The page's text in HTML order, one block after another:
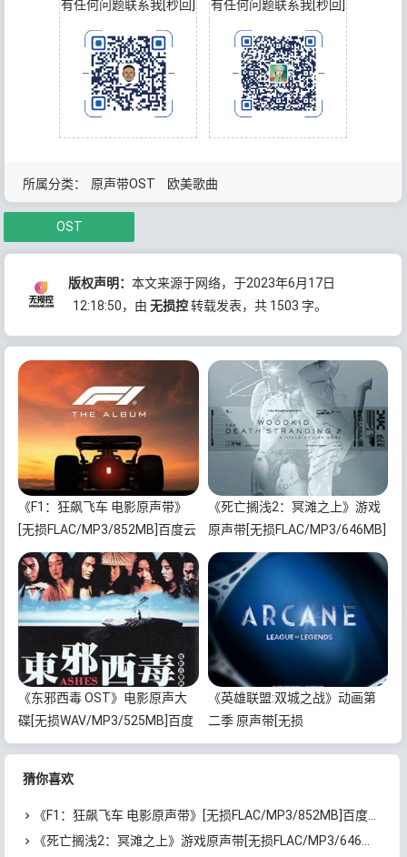
所属分类： 原声带OST 欧美歌曲
有任何问题联系我[秒回] 有任何问题联系我[秒回]
OST
版权声明：本文来源于网络，于2023年6月17日
12:18:50，由无损控转载发表，共 1503 字。
《F1：狂飙飞车 电影原声带》
[无损FLAC/MP3/852MB]百度云
网盘下载
《死亡搁浅2：冥滩之上》游戏
原声带[无损FLAC/MP3/646MB]
百度云网盘下载
《东邪西毒 OST》电影原声大
碟[无损WAV/MP3/525MB]百度
云网盘下载
《英雄联盟:双城之战》动画第
二季 原声带[无损
FLAC/MP3/572MB]百度云网盘
猜你喜欢
《F1：狂飙飞车 电影原声带》[无损FLAC/MP3/852MB]百度云网盘下载
《死亡搁浅2：冥滩之上》游戏原声带[无损FLAC/MP3/646MB]百度云网盘下载